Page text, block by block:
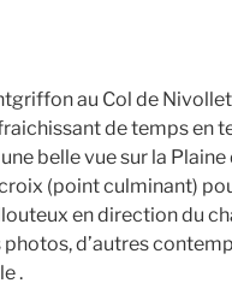
au Col de
de temps en
belle vue sur la Plaine
(point culminant)
en direction du
d’autres
.